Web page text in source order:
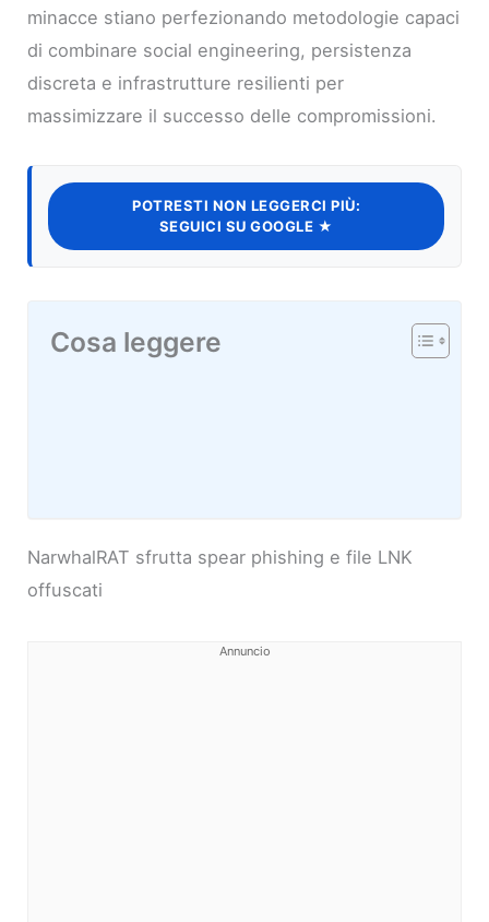
minacce stiano perfezionando metodologie capaci
di combinare social engineering, persistenza
discreta e infrastrutture resilienti per
massimizzare il successo delle compromissioni.
POTRESTI NON LEGGERCI PIÙ:
SEGUICI SU GOOGLE ★
Cosa leggere
NarwhalRAT sfrutta spear phishing e file LNK
offuscati
Annuncio